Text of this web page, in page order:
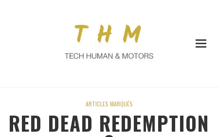
ARTICLES MARQUÉS
RED DEAD REDEMPTION